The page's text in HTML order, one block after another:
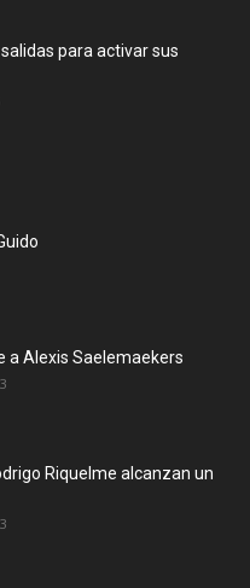
para activar sus
a Alexis Saelemaekers
Riquelme alcanzan un